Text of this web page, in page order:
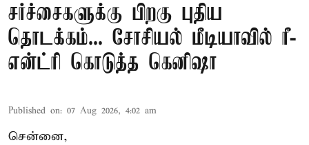
சர்ச்சைகளுக்கு பிறகு புதிய
தொடக்கம்... சோசியல் மீடியாவில் ரீ-
என்ட்ரி கொடுத்த கெனிஷா
Published on: 07 Aug 2026, 4:02 am
சென்னை,